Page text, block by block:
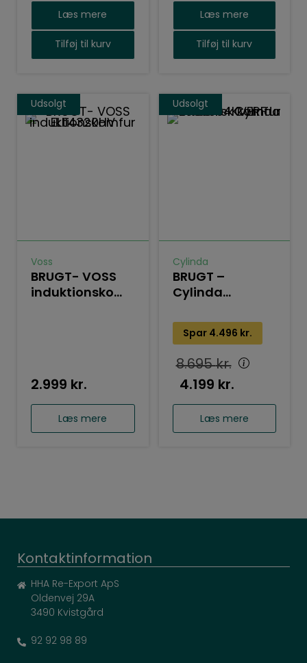
Læs mere
Tilføj til kurv
Læs mere
Tilføj til kurv
Udsolgt
Voss
BRUGT- VOSS
induktionskomfur
2.999 kr.
Læs mere
Udsolgt
Cylinda
BRUGT –
Cylinda
komfur
S6364KVERF
Spar 4.496 kr.
8.695kr.
4.199 kr.
Læs mere
Kontaktinformation
HHA Re-Export ApS
Oldenvej 29A
3490 Kvistgård
92 92 98 89